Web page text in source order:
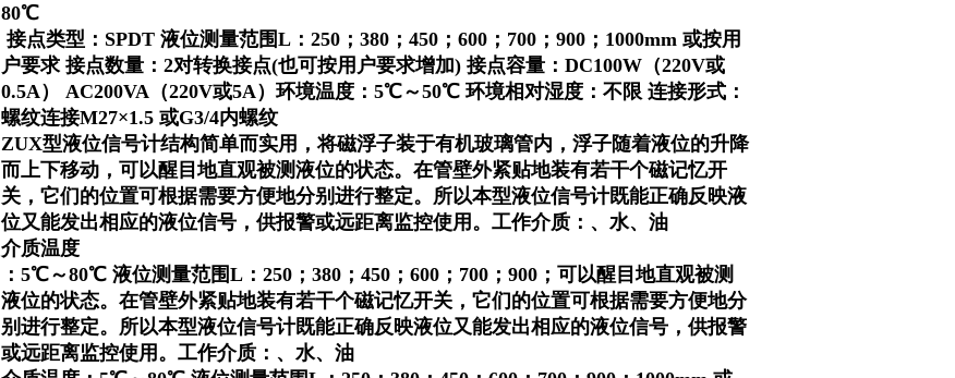
80℃
接点类型：SPDT 液位测量范围L：250；380；450；600；700；900；1000mm 或按用
户要求 接点数量：2对转换接点(也可按用户要求增加) 接点容量：DC100W（220V或
0.5A） AC200VA（220V或5A）环境温度：5℃～50℃ 环境相对湿度：不限 连接形式：
螺纹连接M27×1.5 或G3/4内螺纹
ZUX型液位信号计结构简单而实用，将磁浮子装于有机玻璃管内，浮子随着液位的升降
而上下移动，可以醒目地直观被测液位的状态。在管壁外紧贴地装有若干个磁记忆开
关，它们的位置可根据需要方便地分别进行整定。所以本型液位信号计既能正确反映液
位又能发出相应的液位信号，供报警或远距离监控使用。工作介质：、水、油
介质温度
：5℃～80℃ 液位测量范围L：250；380；450；600；700；900；可以醒目地直观被测
液位的状态。在管壁外紧贴地装有若干个磁记忆开关，它们的位置可根据需要方便地分
别进行整定。所以本型液位信号计既能正确反映液位又能发出相应的液位信号，供报警
或远距离监控使用。工作介质：、水、油